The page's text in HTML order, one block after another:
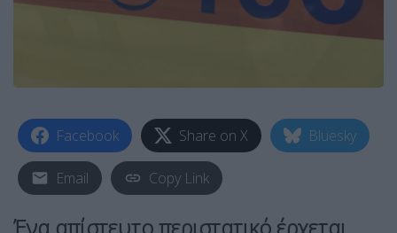
Facebook Share on X Bluesky
Email Copy Link